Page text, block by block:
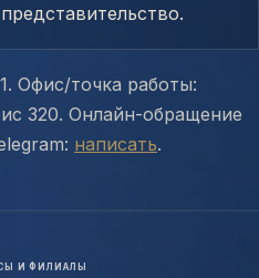
Офис/точка работы:
320. Онлайн-обращение
написать.
И ФИЛИАЛЫ